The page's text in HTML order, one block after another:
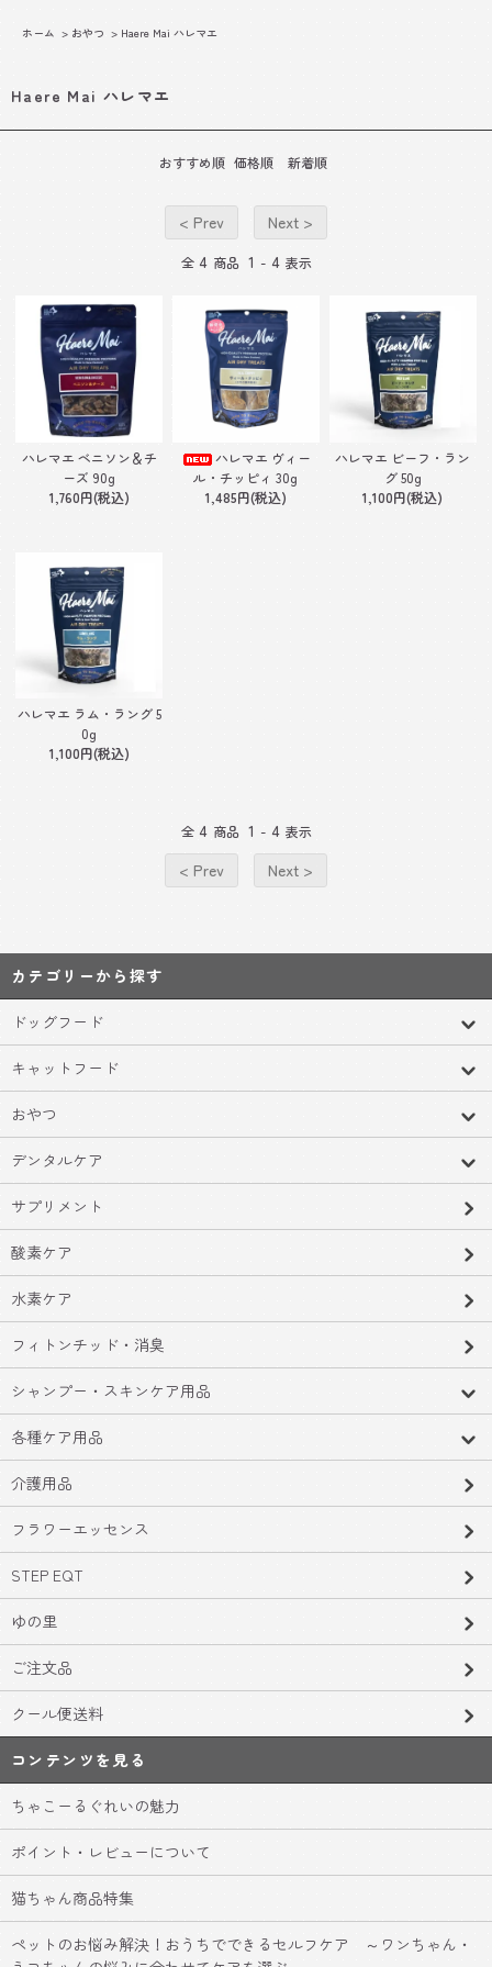
ホーム > おやつ > Haere Mai ハレマエ
Haere Mai ハレマエ
おすすめ順 価格順 新着順
< Prev Next >
全 4 商品 1 - 4 表示
ハレマエ ベニソン＆チ
ーズ 90g
1,760円(税込)
ハレマエ ヴィー
ル・チッピィ 30g
1,485円(税込)
ハレマエ ビーフ・ラン
グ 50g
1,100円(税込)
ハレマエ ラム・ラング 5
0g
1,100円(税込)
全 4 商品 1 - 4 表示
< Prev Next >
カテゴリーから探す
ドッグフード
キャットフード
おやつ
デンタルケア
サプリメント
酸素ケア
水素ケア
フィトンチッド・消臭
シャンプー・スキンケア用品
各種ケア用品
介護用品
フラワーエッセンス
STEP EQT
ゆの里
ご注文品
クール便送料
コンテンツを見る
ちゃこーるぐれいの魅力
ポイント・レビューについて
猫ちゃん商品特集
ペットのお悩み解決！おうちでできるセルフケア ～ワンちゃん・